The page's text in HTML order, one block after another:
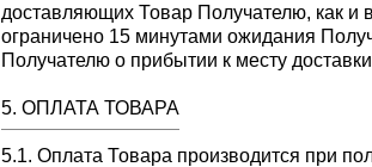
доставляющих Товар Получателю, как и
ограничено 15 минутами ожидания
Получателю о прибытии к месту
5. ОПЛАТА ТОВАРА
5.1. Оплата Товара производится при